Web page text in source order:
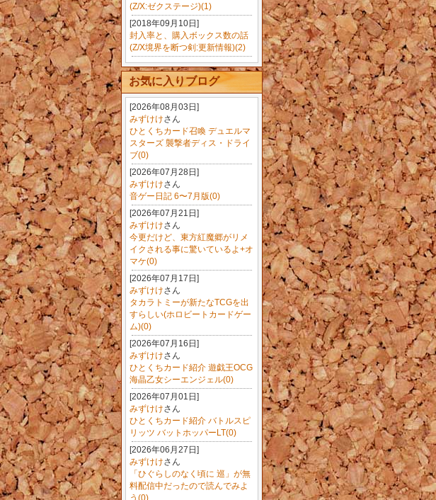
(Z/X:ゼクステージ)(1)
[2018年09月10日]
封入率と、購入ボックス数の話
(Z/X境界を断つ剣:更新情報)(2)
お気に入りブログ
[2026年08月03日]
みずけけさん
ひとくちカード召喚 デュエルマ
スターズ 襲撃者ディス・ドライ
ブ(0)
[2026年07月28日]
みずけけさん
音ゲー日記 6〜7月版(0)
[2026年07月21日]
みずけけさん
今更だけど、東方紅魔郷がリメ
イクされる事に驚いているよ+オ
マケ(0)
[2026年07月17日]
みずけけさん
タカラトミーが新たなTCGを出
すらしい(ホロビートカードゲー
ム)(0)
[2026年07月16日]
みずけけさん
ひとくちカード紹介 遊戯王OCG
海晶乙女シーエンジェル(0)
[2026年07月01日]
みずけけさん
ひとくちカード紹介 バトルスピ
リッツ バットホッパーLT(0)
[2026年06月27日]
みずけけさん
「ひぐらしのなく頃に 巡」が無
料配信中だったので読んでみよ
う(0)